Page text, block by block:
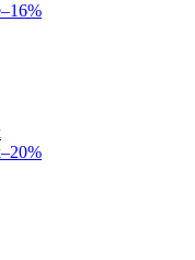
–16%
–20%